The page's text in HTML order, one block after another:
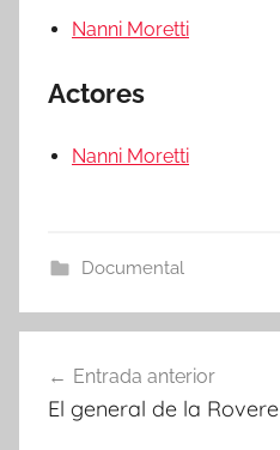
Nanni Moretti
Actores
Nanni Moretti
Documental
Navegación
de
Entrada anterior
El general de la Rovere